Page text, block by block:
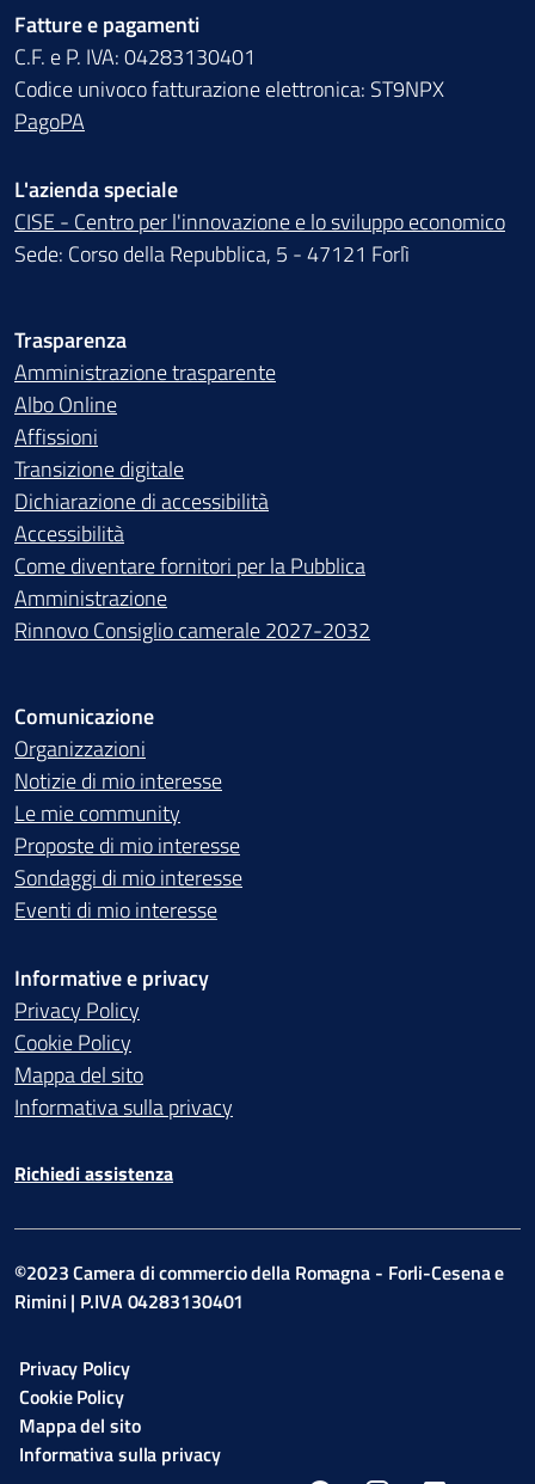
Fatture e pagamenti
C.F. e P. IVA: 04283130401
Codice univoco fatturazione elettronica: ST9NPX
PagoPA
L'azienda speciale
CISE - Centro per l'innovazione e lo sviluppo economico
Sede: Corso della Repubblica, 5 - 47121 Forlì
Trasparenza
Amministrazione trasparente
Albo Online
Affissioni
Transizione digitale
Dichiarazione di accessibilità
Accessibilità
Come diventare fornitori per la Pubblica
Amministrazione
Rinnovo Consiglio camerale 2027-2032
Comunicazione
Organizzazioni
Notizie di mio interesse
Le mie community
Proposte di mio interesse
Sondaggi di mio interesse
Eventi di mio interesse
Informative e privacy
Privacy Policy
Cookie Policy
Mappa del sito
Informativa sulla privacy
Richiedi assistenza
©2023 Camera di commercio della Romagna - Forli-Cesena e
Rimini | P.IVA 04283130401
Privacy Policy
Cookie Policy
Mappa del sito
Informativa sulla privacy